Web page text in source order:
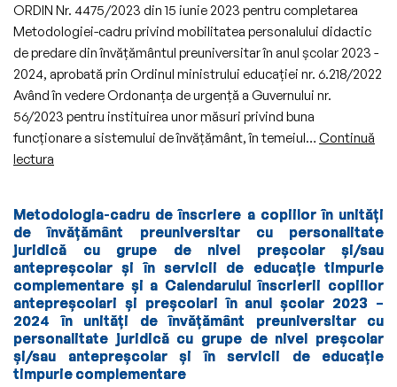
a
personalului
de
conducere
din
inspectoratele
şcolare,
învăţământ,
unităţile
conexe,
precum
şi
a
personalului
de
îndrumare
ORDIN Nr. 4475/2023 din 15 iunie 2023 pentru completarea
Metodologiei-cadru privind mobilitatea personalului didactic
de predare din învăţământul preuniversitar în anul şcolar 2023 -
2024, aprobată prin Ordinul ministrului educaţiei nr. 6.218/2022
Având în vedere Ordonanţa de urgenţă a Guvernului nr.
56/2023 pentru instituirea unor măsuri privind buna
funcţionare a sistemului de învăţământ, în temeiul… Continuă
lectura
privind
mobilitatea
personalului
didactic
de
predare
din
învăţământul
Metodologia-cadru de înscriere a copiilor în unități
de învățământ preuniversitar cu personalitate
juridică cu grupe de nivel preșcolar și/sau
antepreșcolar și în servicii de educație timpurie
complementare și a Calendarului înscrierii copiilor
antepreșcolari și preșcolari în anul școlar 2023 –
2024 în unități de învățământ preuniversitar cu
personalitate juridică cu grupe de nivel preșcolar
și/sau antepreșcolar și în servicii de educație
timpurie complementare